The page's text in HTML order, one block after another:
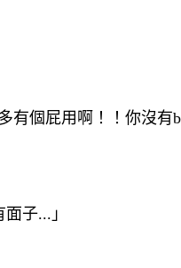
有個屁用啊！！你沒有
子...」